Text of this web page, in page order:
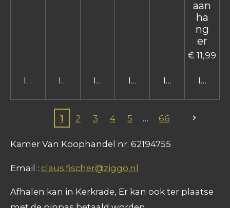
In winkelwagenIn winkelwagenIn winkelwagenIn winkelwagen
In
aan
ha
ng
er
€ 11,99
In
1 2 3 4 5 66
Kamer Van Koophandel nr. 62194755
Email : claus.fischer@ziggo.nl
Afhalen kan in Kerkrade, Er kan ook ter plaatse